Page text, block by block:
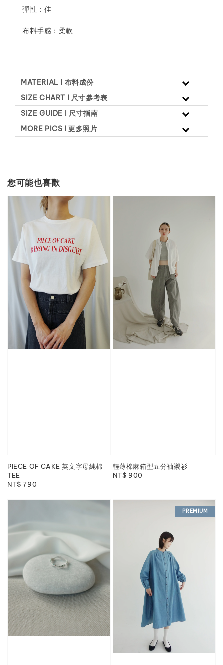
彈性：佳
布料手感：柔軟
MATERIAL l 布料成份
SIZE CHART l 尺寸參考表
SIZE GUIDE l 尺寸指南
MORE PICS l 更多照片
您可能也喜歡
PIECE OF CAKE 英文字母純棉
TEE
Regular
NT$ 790
輕薄棉麻箱型五分袖襯衫
Regular
NT$ 900
PREMIUM